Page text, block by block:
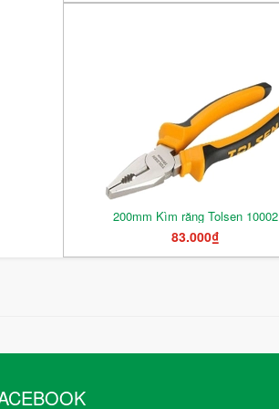
200mm Kìm răng Tolsen 10002
83.000₫